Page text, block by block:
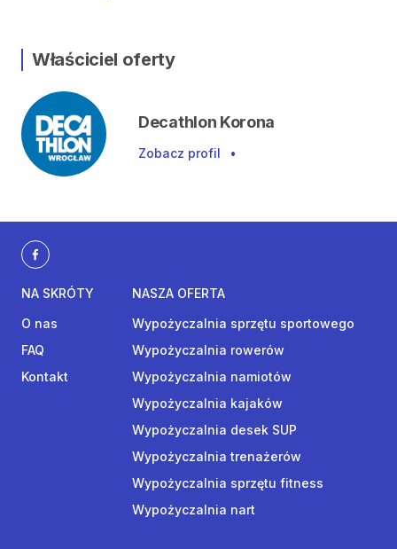
Właściciel oferty
Decathlon Korona
Zobacz profil •
NA SKRÓTY
O nas
FAQ
Kontakt
NASZA OFERTA
Wypożyczalnia sprzętu sportowego
Wypożyczalnia rowerów
Wypożyczalnia namiotów
Wypożyczalnia kajaków
Wypożyczalnia desek SUP
Wypożyczalnia trenażerów
Wypożyczalnia sprzętu fitness
Wypożyczalnia nart